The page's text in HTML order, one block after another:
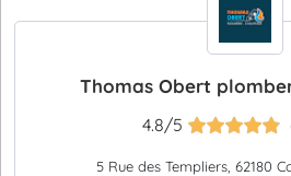
Thomas Obert
4.8/5
5 Rue des Templiers, 62180